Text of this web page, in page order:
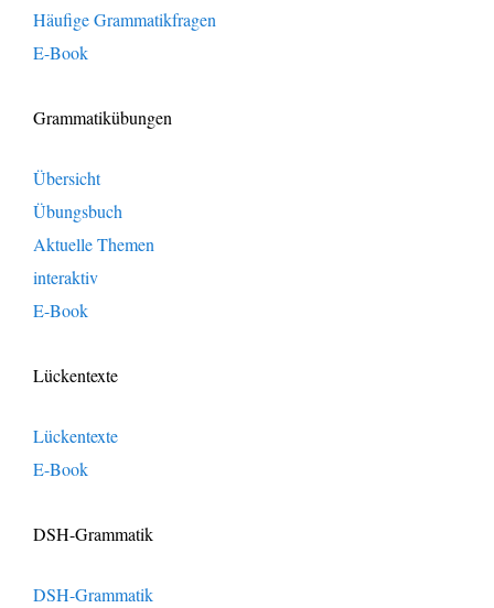
Häufige Grammatikfragen
E-Book
Grammatikübungen
Übersicht
Übungsbuch
Aktuelle Themen
interaktiv
E-Book
Lückentexte
Lückentexte
E-Book
DSH-Grammatik
DSH-Grammatik